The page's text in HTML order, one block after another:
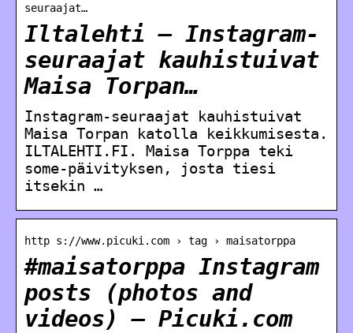
seuraajat…
Iltalehti – Instagram-
seuraajat kauhistuivat
Maisa Torpan…
Instagram-seuraajat kauhistuivat
Maisa Torpan katolla keikkumisesta.
ILTALEHTI.FI. Maisa Torppa teki
some-päivityksen, josta tiesi
itsekin …
http s://www.picuki.com › tag › maisatorppa
#maisatorppa Instagram
posts (photos and
videos) – Picuki.com